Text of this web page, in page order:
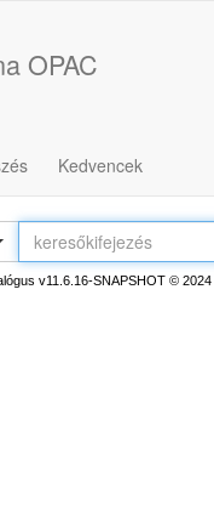
OPAC
Kedvencek
v11.6.16-SNAPSHOT © 2024